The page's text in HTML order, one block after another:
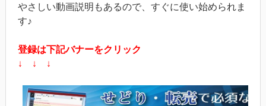
やさしい動画説明もあるので、すぐに使い始められま
す♪
登録は下記バナーをクリック
↓ ↓ ↓